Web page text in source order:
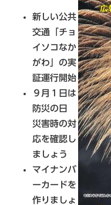
新しい公共
交通「チョ
イソコなか
がわ」の実
証運行開始
９月１日は
防災の日
災害時の対
応を確認し
ましょう
マイナンバ
ーカードを
作りましょ